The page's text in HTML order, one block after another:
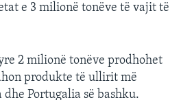
e 3 milionë tonëve të vajit të
2 milionë tonëve prodhohet
produkte të ullirit më
Portugalia së bashku.